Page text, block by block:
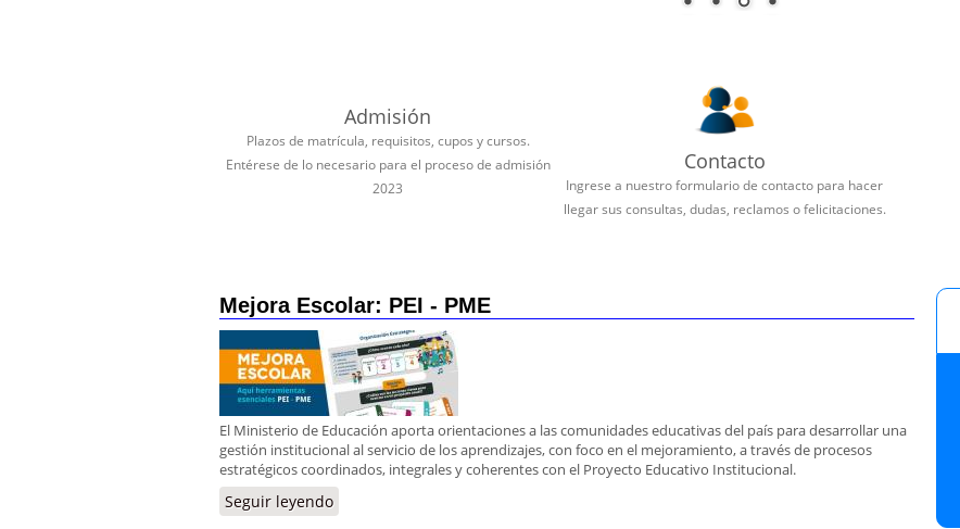
Admisión
Plazos de matrícula, requisitos, cupos y cursos.
Entérese de lo necesario para el proceso de admisión
2023
Contacto
Ingrese a nuestro formulario de contacto para hacer
llegar sus consultas, dudas, reclamos o felicitaciones.
Mejora Escolar: PEI - PME
El Ministerio de Educación aporta orientaciones a las comunidades educativas del país para desarrollar una
gestión institucional al servicio de los aprendizajes, con foco en el mejoramiento, a través de procesos
estratégicos coordinados, integrales y coherentes con el Proyecto Educativo Institucional.
Seguir leyendo